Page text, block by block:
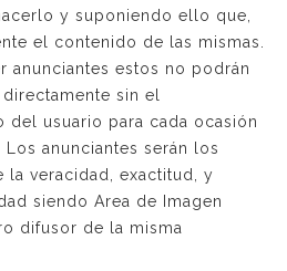
y suponiendo ello que,
el contenido de las mismas.
anunciantes estos no podrán
sin el
del usuario para cada ocasión
anunciantes serán los
la veracidad, exactitud, y
siendo Area de Imagen
difusor de la misma